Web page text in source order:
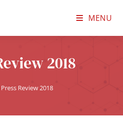
MENU
2018
Press Review 2018